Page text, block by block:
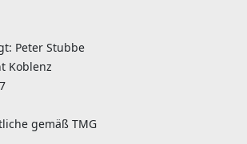
Peter Stubbe
Koblenz
gemäß TMG